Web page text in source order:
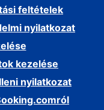
feltételek
nyilatkozat
kezelése
nyilatkozat